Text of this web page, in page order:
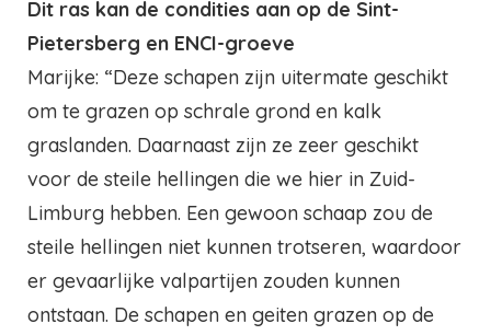
Dit ras kan de condities aan op de Sint-
Pietersberg en ENCI-groeve
Marijke: “Deze schapen zijn uitermate geschikt
om te grazen op schrale grond en kalk
graslanden. Daarnaast zijn ze zeer geschikt
voor de steile hellingen die we hier in Zuid-
Limburg hebben. Een gewoon schaap zou de
steile hellingen niet kunnen trotseren, waardoor
er gevaarlijke valpartijen zouden kunnen
ontstaan. De schapen en geiten grazen op de